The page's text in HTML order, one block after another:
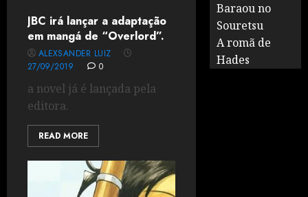
JBC irá lançar a adaptação
em mangá de “Overlord”.
ALEXSANDER LUIZ
27/09/2019
0
a novel já é lançada pela
editora.
READ MORE
Baraou no
Souretsu
A romã de
Hades